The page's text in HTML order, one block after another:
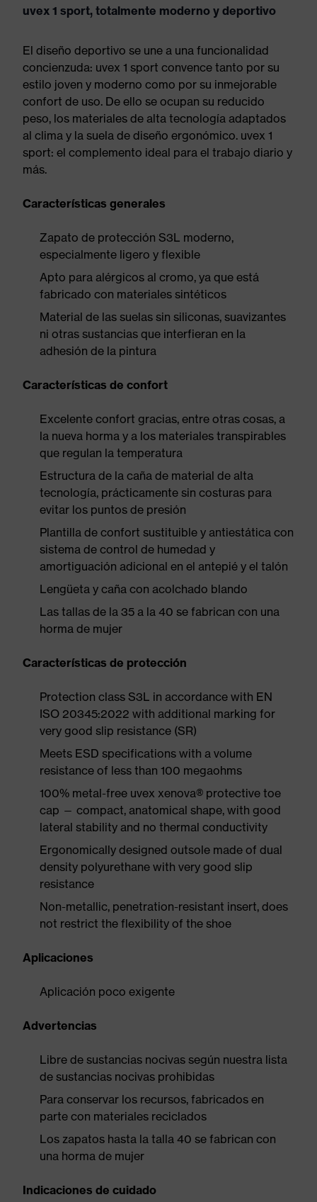
uvex 1 sport, totalmente moderno y deportivo
El diseño deportivo se une a una funcionalidad
concienzuda: uvex 1 sport convence tanto por su
estilo joven y moderno como por su inmejorable
confort de uso. De ello se ocupan su reducido
peso, los materiales de alta tecnología adaptados
al clima y la suela de diseño ergonómico. uvex 1
sport: el complemento ideal para el trabajo diario y
más.
Características generales
Zapato de protección S3L moderno,
especialmente ligero y flexible
Apto para alérgicos al cromo, ya que está
fabricado con materiales sintéticos
Material de las suelas sin siliconas, suavizantes
ni otras sustancias que interfieran en la
adhesión de la pintura
Características de confort
Excelente confort gracias, entre otras cosas, a
la nueva horma y a los materiales transpirables
que regulan la temperatura
Estructura de la caña de material de alta
tecnología, prácticamente sin costuras para
evitar los puntos de presión
Plantilla de confort sustituible y antiestática con
sistema de control de humedad y
amortiguación adicional en el antepié y el talón
Lengüeta y caña con acolchado blando
Las tallas de la 35 a la 40 se fabrican con una
horma de mujer
Características de protección
Protection class S3L in accordance with EN
ISO 20345:2022 with additional marking for
very good slip resistance (SR)
Meets ESD specifications with a volume
resistance of less than 100 megaohms
100% metal-free uvex xenova® protective toe
cap — compact, anatomical shape, with good
lateral stability and no thermal conductivity
Ergonomically designed outsole made of dual
density polyurethane with very good slip
resistance
Non-metallic, penetration-resistant insert, does
not restrict the flexibility of the shoe
Aplicaciones
Aplicación poco exigente
Advertencias
Libre de sustancias nocivas según nuestra lista
de sustancias nocivas prohibidas
Para conservar los recursos, fabricados en
parte con materiales reciclados
Los zapatos hasta la talla 40 se fabrican con
una horma de mujer
Indicaciones de cuidado